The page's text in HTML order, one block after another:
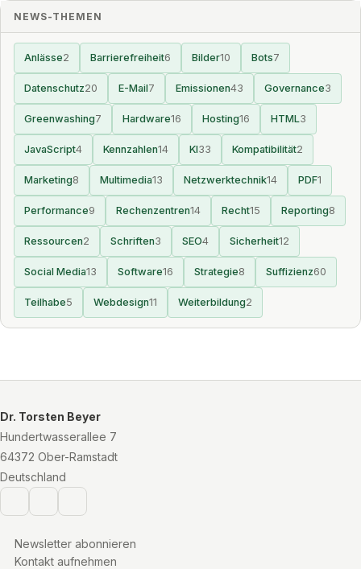
NEWS-THEMEN
Anlässe2 Barrierefreiheit6 Bilder10 Bots7
Datenschutz20 E-Mail7 Emissionen43 Governance3
Greenwashing7 Hardware16 Hosting16 HTML3
JavaScript4 Kennzahlen14 KI33 Kompatibilität2
Marketing8 Multimedia13 Netzwerktechnik14 PDF1
Performance9 Rechenzentren14 Recht15 Reporting8
Ressourcen2 Schriften3 SEO4 Sicherheit12
Social Media13 Software16 Strategie8 Suffizienz60
Teilhabe5 Webdesign11 Weiterbildung2
Dr. Torsten Beyer
Hundertwasserallee 7
64372 Ober-Ramstadt
Deutschland
Newsletter abonnieren
Kontakt aufnehmen